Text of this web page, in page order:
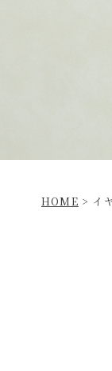
HOME > イ